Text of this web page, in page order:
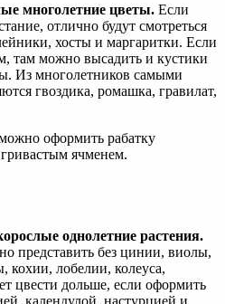
многолетние цветы. Если
отлично будут смотреться
хосты и маргаритки. Если
там можно высадить и кустики
Из многолетников самыми
гвоздика, ромашка, гравилат,
оформить рабатку
ячменем.
однолетние растения.
представить без цинии, виолы,
кохии, лобелии, колеуса,
цвести дольше, если оформить
календулой, настурцией и